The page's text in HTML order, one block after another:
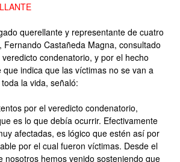
querellante y representante de cuatro
Fernando Castañeda Magna, consultado
condenatorio, y por el hecho
indica que las víctimas no se van a
la vida, señaló:
por el veredicto condenatorio,
es lo que debía ocurrir. Efectivamente
afectadas, es lógico que estén así por
por el cual fueron víctimas. Desde el
nosotros hemos venido sosteniendo que